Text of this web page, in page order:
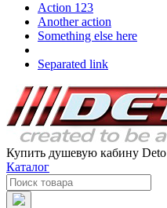
Action 123
Another action
Something else here
Separated link
Купить душевую кабину Deto
Каталог